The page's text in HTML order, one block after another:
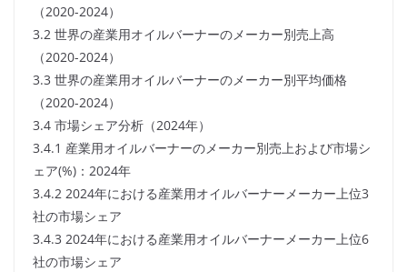
（2020-2024）
3.2 世界の産業用オイルバーナーのメーカー別売上高
（2020-2024）
3.3 世界の産業用オイルバーナーのメーカー別平均価格
（2020-2024）
3.4 市場シェア分析（2024年）
3.4.1 産業用オイルバーナーのメーカー別売上および市場シ
ェア(%)：2024年
3.4.2 2024年における産業用オイルバーナーメーカー上位3
社の市場シェア
3.4.3 2024年における産業用オイルバーナーメーカー上位6
社の市場シェア